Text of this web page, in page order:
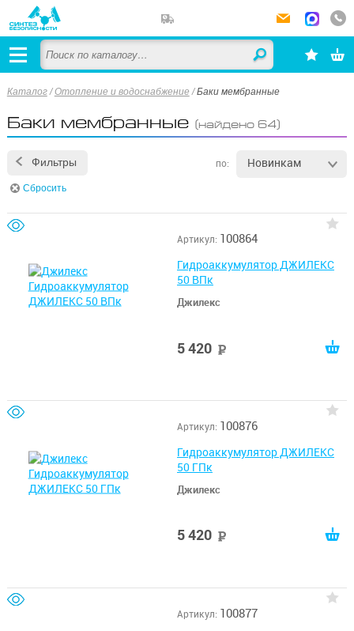
Каталог /Отопление и водоснабжение /Баки мембранные
Баки мембранные (найдено 64)
Фильтры по: Новинкам
Сбросить
Артикул: 100864
Гидроаккумулятор ДЖИЛЕКС
50 ВПк
Джилекс
5 420
Артикул: 100876
Гидроаккумулятор ДЖИЛЕКС
50 ГПк
Джилекс
5 420
Артикул: 100877